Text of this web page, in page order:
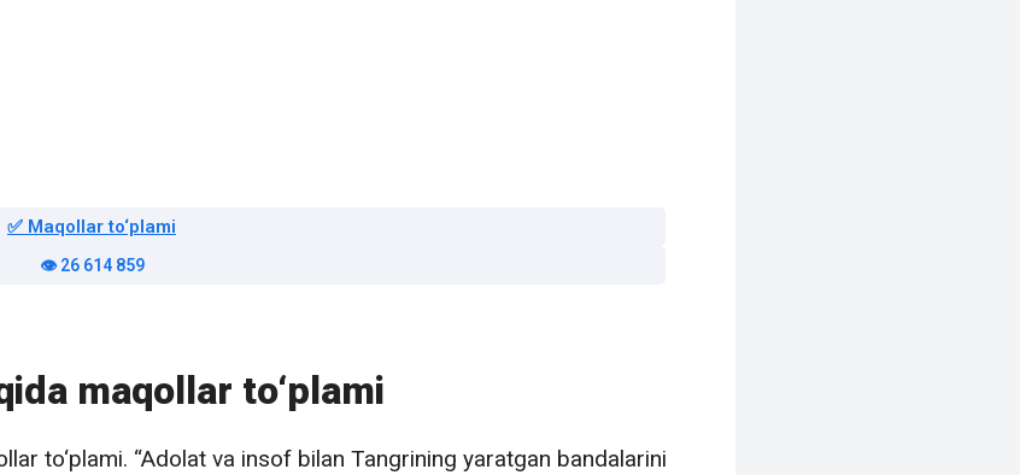
✅ Maqollar to‘plami
👁️ 26 614 859
maqollar to‘plami
to‘plami. “Adolat va insof bilan Tangrining yaratgan bandalarini